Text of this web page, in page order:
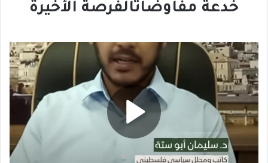
خدعة مفاوضاتالفرصة الأخيرة